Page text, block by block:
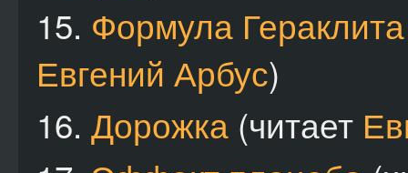
15. Формула Гераклита
Евгений Арбус)
16. Дорожка (читает